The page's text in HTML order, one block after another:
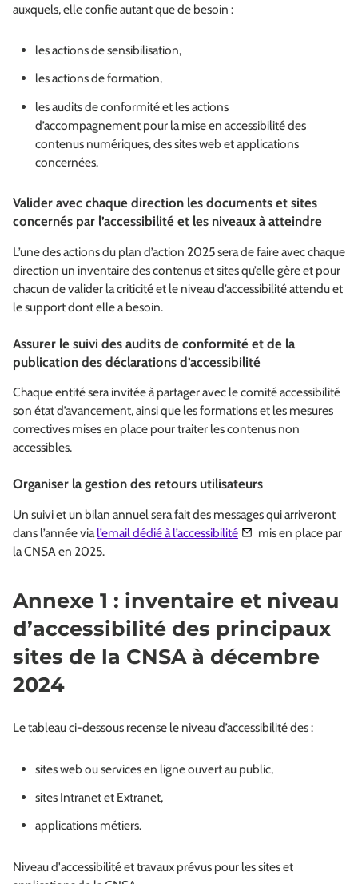
auxquels, elle confie autant que de besoin :
les actions de sensibilisation,
les actions de formation,
les audits de conformité et les actions
d’accompagnement pour la mise en accessibilité des
contenus numériques, des sites web et applications
concernées.
Valider avec chaque direction les documents et sites
concernés par l’accessibilité et les niveaux à atteindre
L’une des actions du plan d’action 2025 sera de faire avec chaque
direction un inventaire des contenus et sites qu’elle gère et pour
chacun de valider la criticité et le niveau d’accessibilité attendu et
le support dont elle a besoin.
Assurer le suivi des audits de conformité et de la
publication des déclarations d’accessibilité
Chaque entité sera invitée à partager avec le comité accessibilité
son état d’avancement, ainsi que les formations et les mesures
correctives mises en place pour traiter les contenus non
accessibles.
Organiser la gestion des retours utilisateurs
Un suivi et un bilan annuel sera fait des messages qui arriveront
dans l’année via l’email dédié à l’accessibilité
mis en place par
la CNSA en 2025.
Annexe 1 : inventaire et niveau
d’accessibilité des principaux
sites de la CNSA à décembre
2024
Le tableau ci-dessous recense le niveau d’accessibilité des :
sites web ou services en ligne ouvert au public,
sites Intranet et Extranet,
applications métiers.
Niveau d'accessibilité et travaux prévus pour les sites et